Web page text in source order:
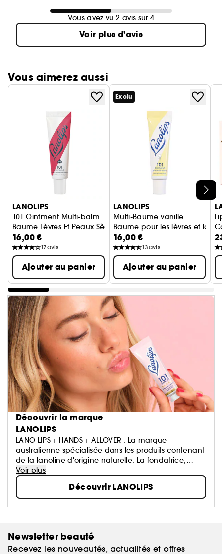
Vous avez vu 2 avis sur 4
Voir plus d'avis
Vous aimerez aussi
LANOLIPS
101 Ointment Multi-balm
Baume Lèvres Et Peaux Sèches Pastèque
16,00 €
17avis
Ajouter au panier
Exclu
LANOLIPS
Multi-Baume vanille
Baume pour les lèvres et la
16,00 €
13avis
Ajouter au panier
Découvrir la marque
LANOLIPS
LANO LIPS + HANDS + ALLOVER : La marque
australienne spécialisée dans les produits contenant
de la lanoline d'origine naturelle. La fondatrice,
Kirsten Carriol devait prendre l’avion lorsqu’elle s’est
rendu compte qu’elle n’avait pas de baume à
Voir plus
Découvrir LANOLIPS
Newsletter beauté
Recevez les nouveautés, actualités et offres